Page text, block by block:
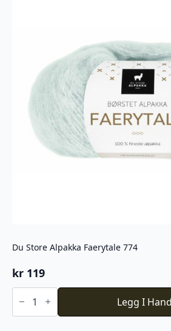
Du Store Alpakka Faerytale 774
kr 119
Du
Store
Faerytale
Legg I